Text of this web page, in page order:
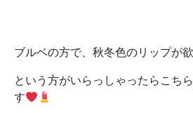
ブルベの方で、秋冬色のリップが
という方がいらっしゃったらこち
す